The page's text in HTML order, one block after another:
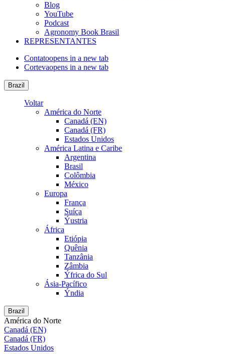
Blog
YouTube
Podcast
Agronomy Book Brasil
REPRESENTANTES
Contatoopens in a new tab
Cortevaopens in a new tab
Brazil
Voltar
América do Norte
Canadá (EN)
Canadá (FR)
Estados Unidos
América Latina e Caribe
Argentina
Brasil
Colômbia
México
Europa
França
Suíça
Ýustria
África
Etiópia
Quênia
Tanzânia
Zâmbia
Ýfrica do Sul
Ásia-Pacífico
Ýndia
Brazil
América do Norte
Canadá (EN)
Canadá (FR)
Estados Unidos